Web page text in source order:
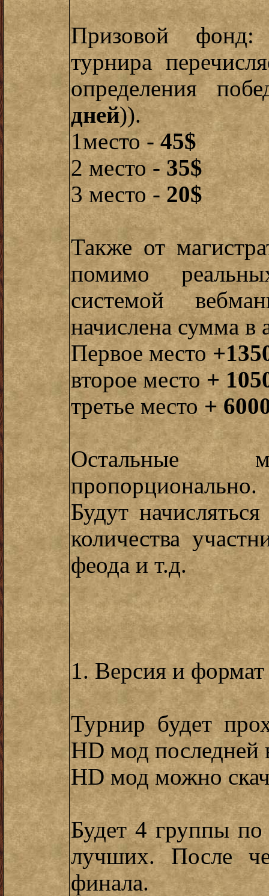
Призовой
турнира
определения
дней)).
1место -45$
2 место -35$
3 место -20$
Также от
помимо
системой
начислена сумма в
Первое место
второе место+
третье место +
Остальные
пропорционально.
Будут
количества
феода и т.д.
1. Версия и
Турнир будет
HD мод последней
HD мод можно
Будет 4 группы
лучших. После
финала.